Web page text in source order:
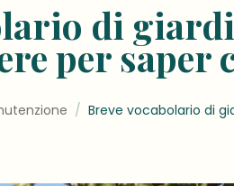
di
per
/ Breve vocabolario di